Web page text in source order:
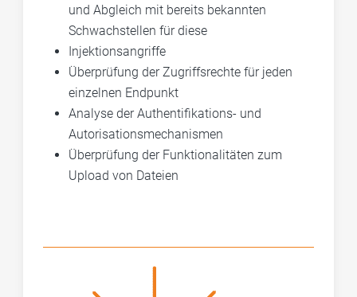
undAbgleich mit bereits bekannten
Schwachstellen für diese
Injektionsangriffe
Überprüfung der Zugriffsrechte für jeden
einzelnen Endpunkt
Analyse der Authentifikations- und
Autorisationsmechanismen
Überprüfung der Funktionalitäten zum
Upload von Dateien